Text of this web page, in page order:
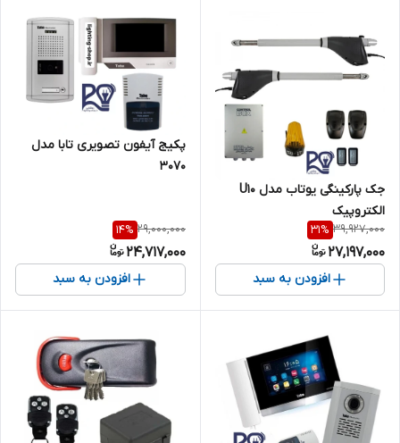
جک پارکینگی یوتاب مدل U10
الکتروپیک
39,927,000
31%
27,197,000
افزودن به سبد
پکیج آیفون تصویری تابا مدل
۳۰۷۰
29,000,000
14%
24,717,000
افزودن به سبد